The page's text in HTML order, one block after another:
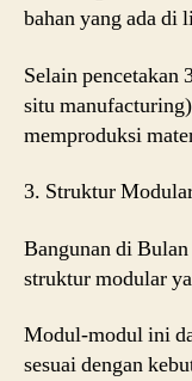
bahan yang ada di
Selain pencetakan
situ
memproduksi
3. Struktur
Bangunan di
struktur modular
Modul-modul ini
sesuai dengan